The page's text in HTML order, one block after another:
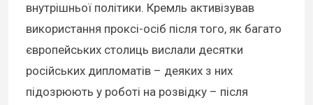
внутрішньої політики. Кремль активізував
використання проксі-осіб після того, як багато
європейських столиць вислали десятки
російських дипломатів – деяких з них
підозрюють у роботі на розвідку – після